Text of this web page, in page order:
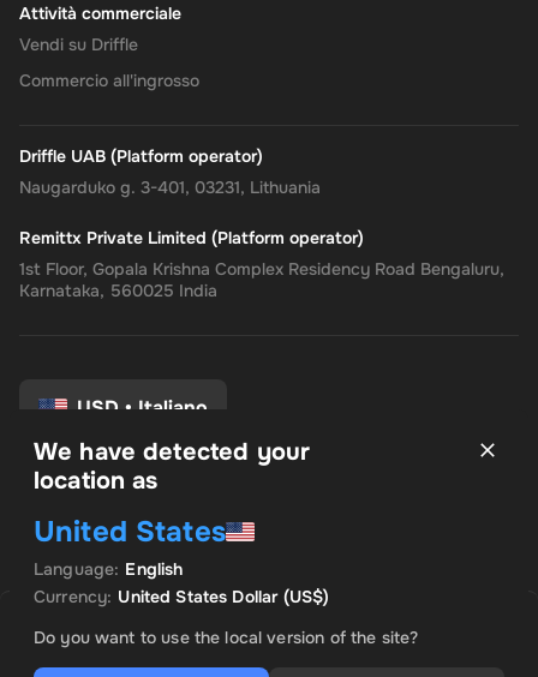
OFFERTA IN EVIDENZA
US$ 845.42
Attività commerciale
Vendi su Driffle
Commercio all'ingrosso
Driffle UAB (Platform operator)
Naugarduko g. 3-401, 03231, Lithuania
Remittx Private Limited (Platform operator)
1st Floor, Gopala Krishna Complex Residency Road Bengaluru,
Karnataka, 560025 India
USD • Italiano
politica sulla riservatezza
Politica di rimborso
Preferenze di consenso
We have detected your
location as
United States
Language: English
Currency: United States Dollar(US$)
Do you want to use the local version of the site?